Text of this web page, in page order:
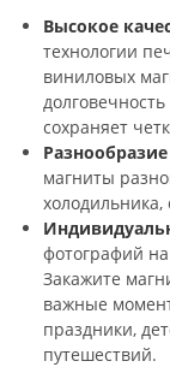
Высокое
технологии
виниловых
сохраняет
магниты
фотографий
Закажите
важные
праздники,
путешествий.